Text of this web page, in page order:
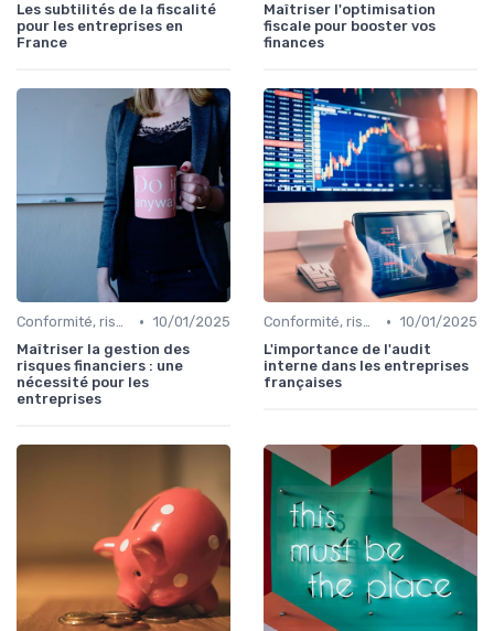
Les subtilités de la fiscalité
pour les entreprises en
France
Maîtriser l'optimisation
fiscale pour booster vos
finances
Conformité, risques & réglementation • 10/01/2025
Maîtriser la gestion des
risques financiers : une
nécessité pour les
entreprises
Conformité, risques & réglementation • 10/01/2025
L'importance de l'audit
interne dans les entreprises
françaises